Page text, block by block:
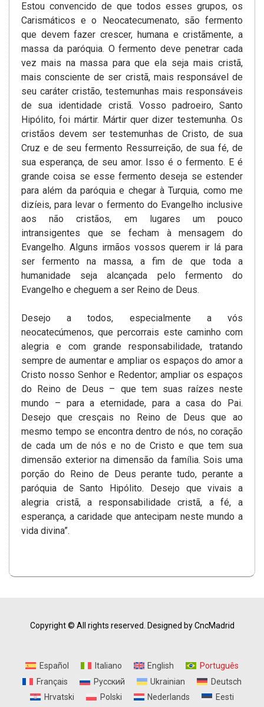
Estou convencido de que todos esses grupos, os
Carismáticos e o Neocatecumenato, são fermento
que devem fazer crescer, humana e cristãmente, a
massa da paróquia. O fermento deve penetrar cada
vez mais na massa para que ela seja mais cristã,
mais consciente de ser cristã, mais responsável de
seu caráter cristão, testemunhas mais responsáveis
de sua identidade cristã. Vosso padroeiro, Santo
Hipólito, foi mártir. Mártir quer dizer testemunha. Os
cristãos devem ser testemunhas de Cristo, de sua
Cruz e de seu fermento Ressurreição, de sua fé, de
sua esperança, de seu amor. Isso é o fermento. E é
grande coisa se esse fermento deseja se estender
para além da paróquia e chegar à Turquia, como me
dizíeis, para levar o fermento do Evangelho inclusive
aos não cristãos, em lugares um pouco
intransigentes que se fecham à mensagem do
Evangelho. Alguns irmãos vossos querem ir lá para
ser fermento na massa, a fim de que toda a
humanidade seja alcançada pelo fermento do
Evangelho e cheguem a ser Reino de Deus.
Desejo a todos, especialmente a vós
neocatecúmenos, que percorrais este caminho com
alegria e com grande responsabilidade, tratando
sempre de aumentar e ampliar os espaços do amor a
Cristo nosso Senhor e Redentor; ampliar os espaços
do Reino de Deus – que tem suas raízes neste
mundo – para a eternidade, para a casa do Pai.
Desejo que cresçais no Reino de Deus que ao
mesmo tempo se encontra dentro de nós, no coração
de cada um de nós e no de Cristo e que tem sua
dimensão exterior na dimensão da família. Sois uma
porção do Reino de Deus perante tudo, perante a
paróquia de Santo Hipólito. Desejo que vivais a
alegria cristã, a responsabilidade cristã, a fé, a
esperança, a caridade que antecipam neste mundo a
vida divina”.
Copyright © All rights reserved. Designed by CncMadrid
Español Italiano English
Português
Français
Русский Ukrainian
Deutsch
Hrvatski
Polski Nederlands Eesti